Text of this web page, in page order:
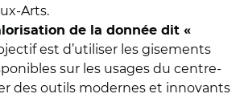
Arts.
de la donnée dit «
est d’utiliser les gisements
sur les usages du centre-
des outils modernes et innovants